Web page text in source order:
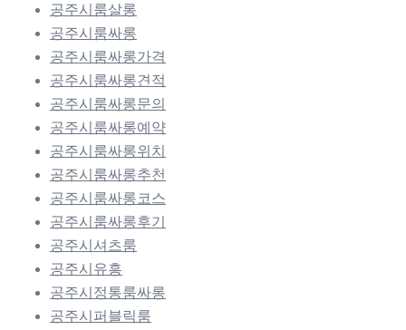
공주시룸살롱
공주시룸싸롱
공주시룸싸롱가격
공주시룸싸롱견적
공주시룸싸롱문의
공주시룸싸롱예약
공주시룸싸롱위치
공주시룸싸롱추천
공주시룸싸롱코스
공주시룸싸롱후기
공주시셔츠룸
공주시유흥
공주시정통룸싸롱
공주시퍼블릭룸